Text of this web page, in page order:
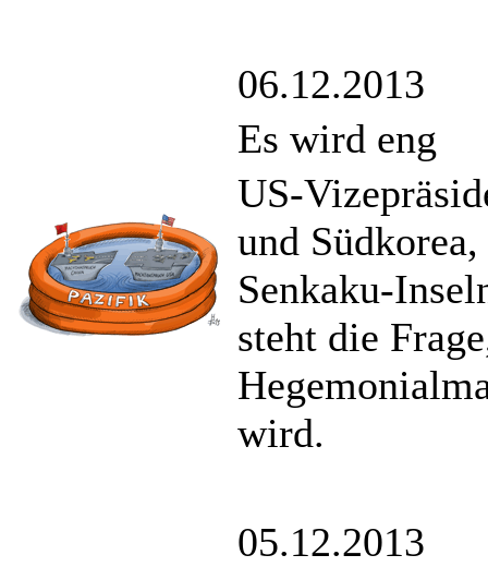
06.12.2013
Es wird eng
US-
und
Senkaku-
steht die
wird.
05.12.2013